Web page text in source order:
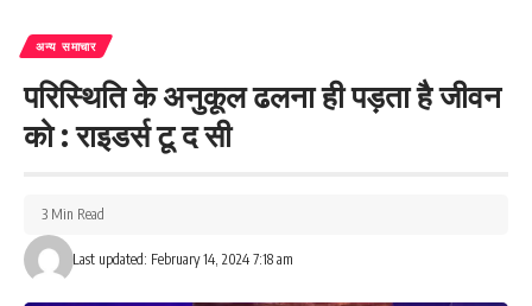
अन्य समाचार
परिस्थिति के अनुकूल ढलना ही पड़ता है जीवन
को : राइडर्स टू द सी
Last updated: February 14, 2024 7:18 am
3 Min Read